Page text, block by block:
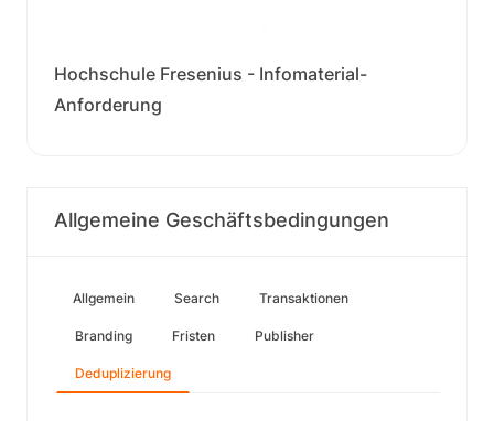
Hochschule Fresenius - Infomaterial-
Anforderung
Allgemeine Geschäftsbedingungen
Allgemein Search Transaktionen
Branding Fristen Publisher
Deduplizierung